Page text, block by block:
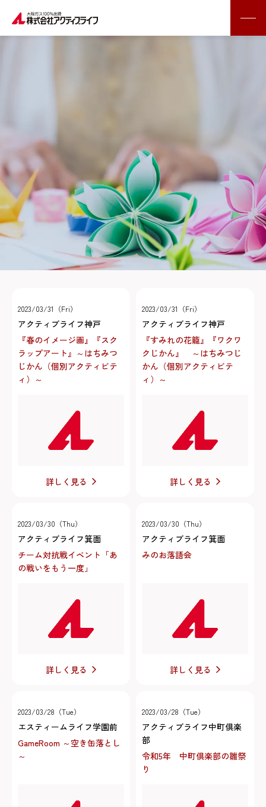
2023/03/31（Fri）
アクティブライフ神戸
『春のイメージ画』『スク
ラップアート』～はちみつ
じかん（個別アクティビテ
ィ）～
詳しく見る
2023/03/31（Fri）
アクティブライフ神戸
『すみれの花籠』『ワクワ
クじかん』 ～はちみつじ
かん（個別アクティビテ
ィ）～
詳しく見る
2023/03/30（Thu）
アクティブライフ箕面
チーム対抗戦イベント「あ
の戦いをもう一度」
詳しく見る
2023/03/30（Thu）
アクティブライフ箕面
みのお落語会
詳しく見る
2023/03/28（Tue）
エスティームライフ学園前
GameRoom ～空き缶落とし
～
2023/03/28（Tue）
アクティブライフ中町倶楽
部
令和5年 中町倶楽部の雛祭
り